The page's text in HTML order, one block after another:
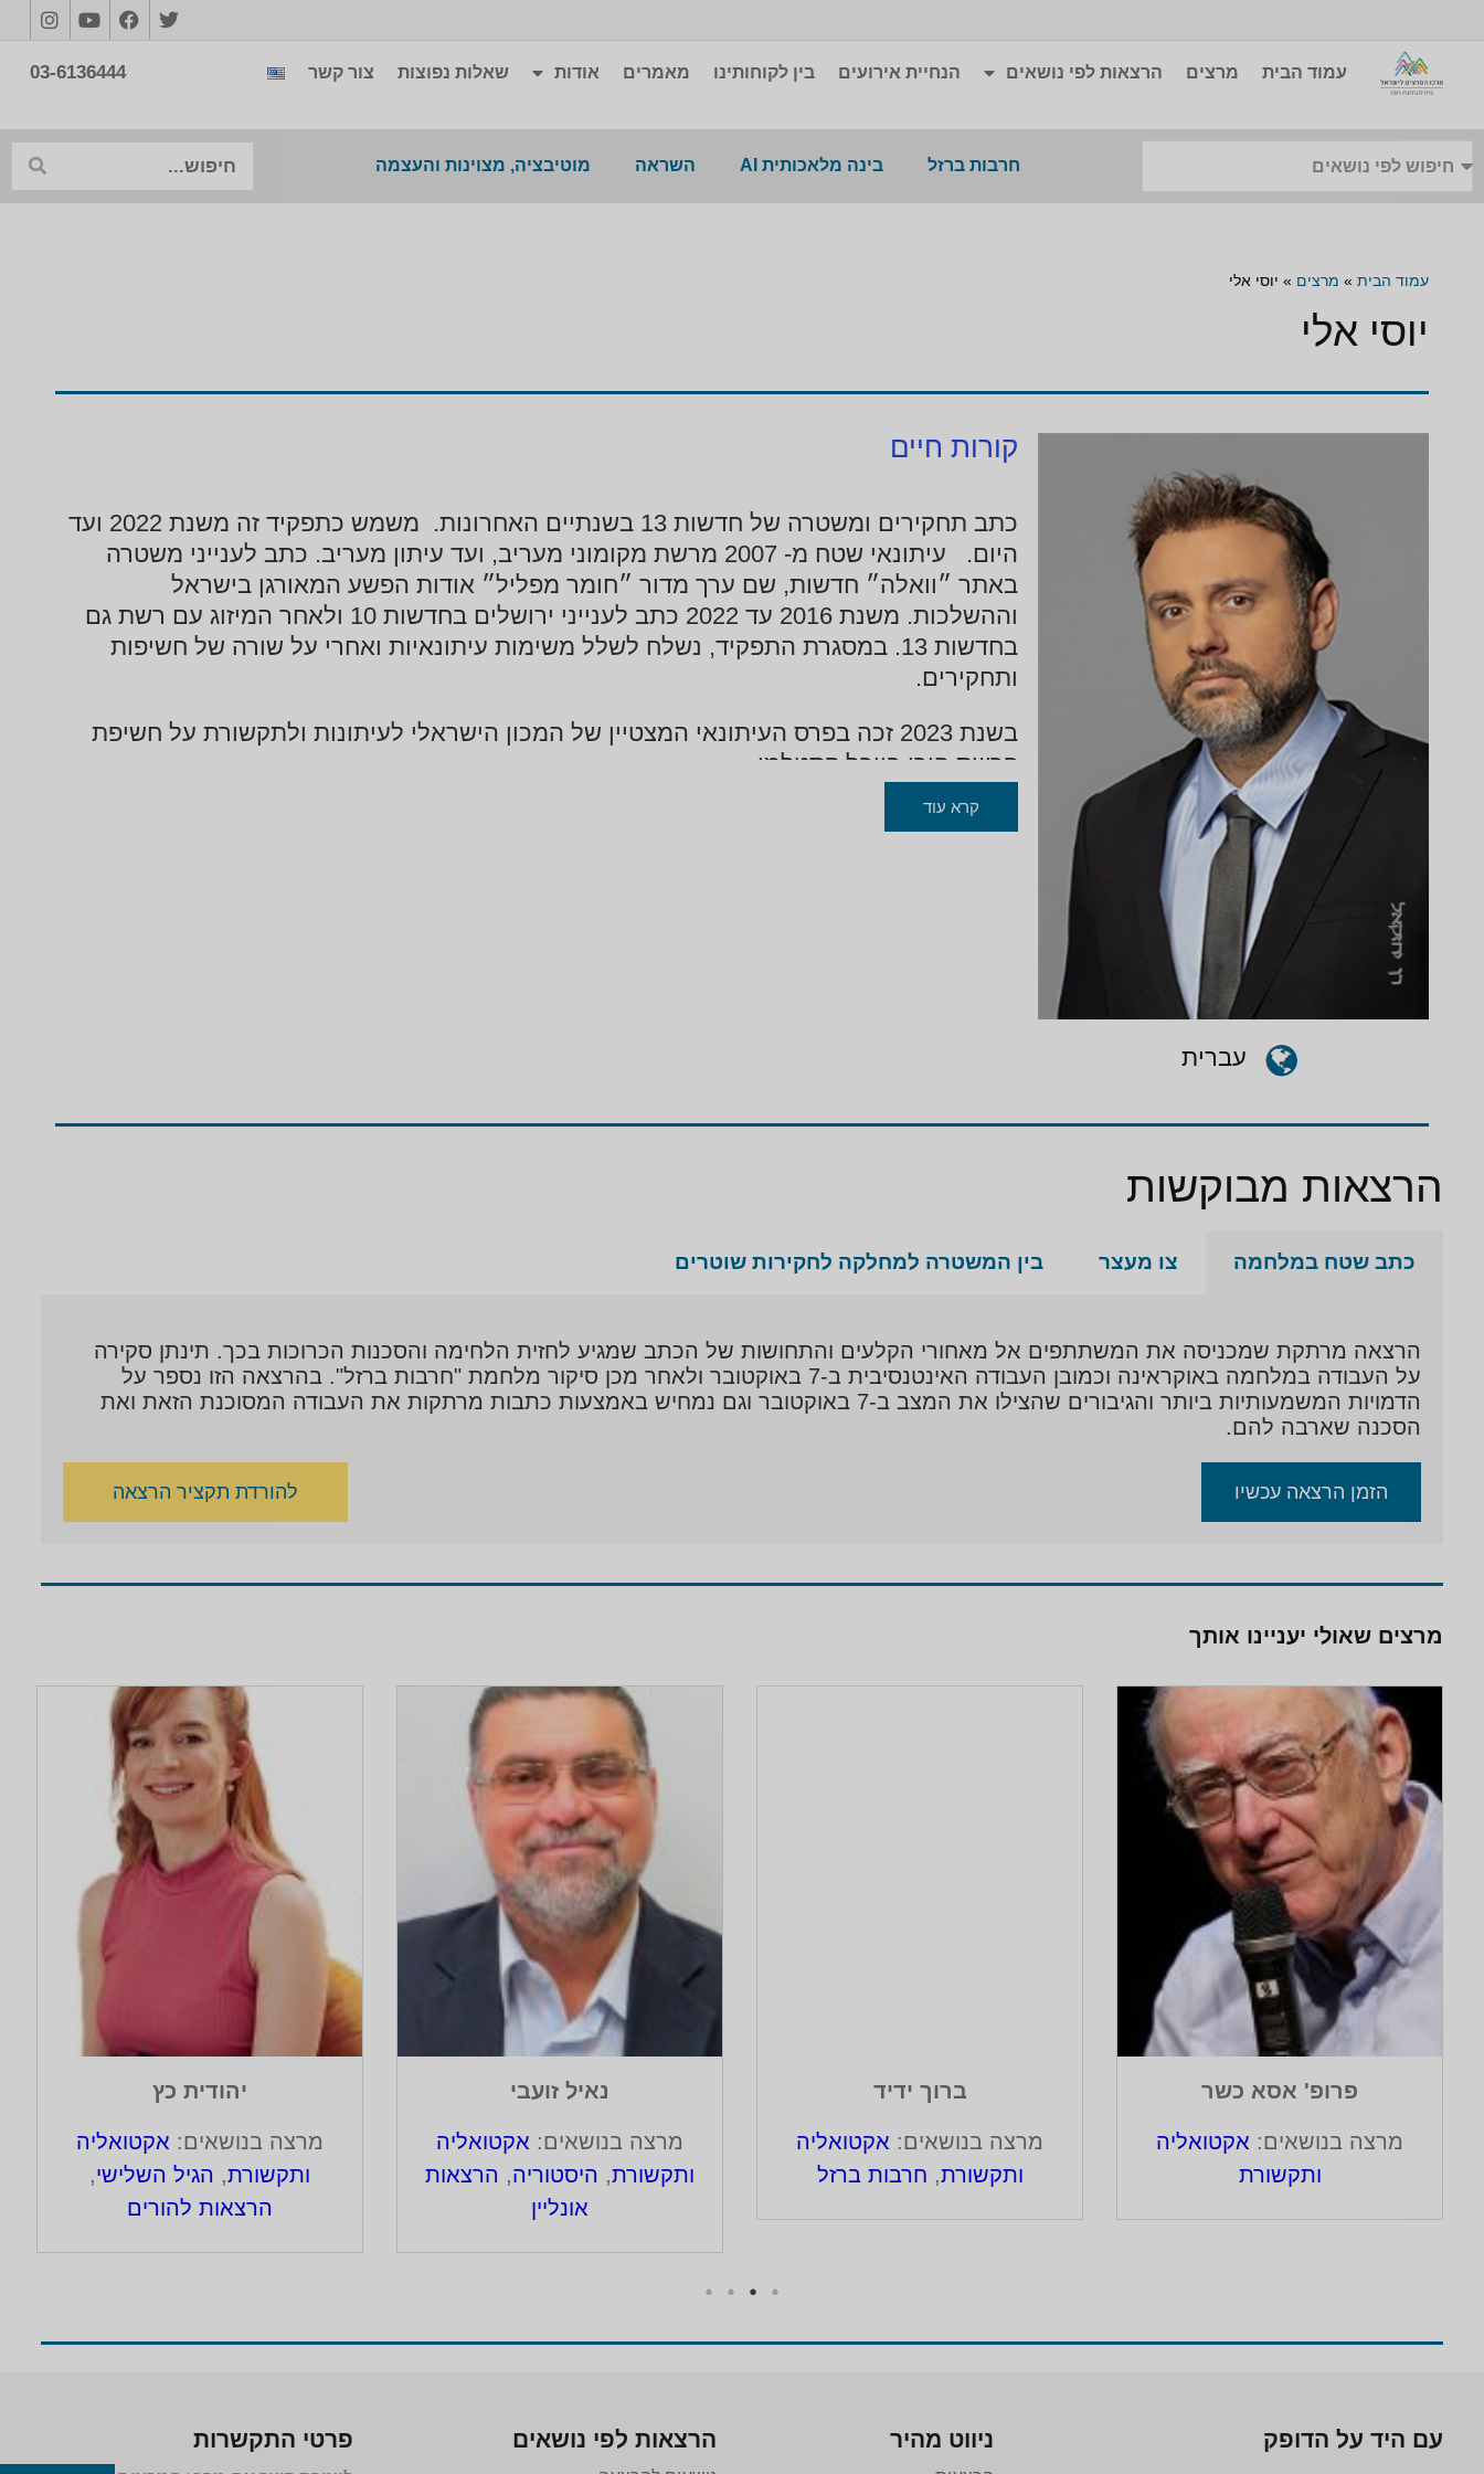
עמוד הבית מרצים הרצאות לפי נושאים הנחיית אירועים בין לקוחותינו מאמרים אודות שאלות נפוצות צור קשר 03-6136444
חרבות ברזל בינה מלאכותית AI השראה מוטיבציה, מצוינות והעצמה
עמוד הבית » מרצים » יוסי אלי
יוסי אלי
עברית
קורות חיים
כתב תחקירים ומשטרה של חדשות 13 בשנתיים האחרונות. משמש כתפקיד זה משנת 2022 ועד
היום. עיתונאי שטח מ- 2007 מרשת מקומוני מעריב, ועד עיתון מעריב. כתב לענייני משטרה
באתר ״וואלה״ חדשות, שם ערך מדור ״חומר מפליל״ אודות הפשע המאורגן בישראל
וההשלכות. משנת 2016 עד 2022 כתב לענייני ירושלים בחדשות 10 ולאחר המיזוג עם רשת גם
בחדשות 13. במסגרת התפקיד, נשלח לשלל משימות עיתונאיות ואחרי על שורה של חשיפות
ותחקירים.
בשנת 2023 זכה בפרס העיתונאי המצטיין של המכון הישראלי לעיתונות ולתקשורת על חשיפת
פרשת הירי ביובל קסטלמן.
קרא עוד
הרצאות מבוקשות
כתב שטח במלחמה צו מעצר בין המשטרה למחלקה לחקירות שוטרים
הרצאה מרתקת שמכניסה את המשתתפים אל מאחורי הקלעים והתחושות של הכתב שמגיע לחזית הלחימה והסכנות הכרוכות בכך. תינתן סקירה
על העבודה במלחמה באוקראינה וכמובן העבודה האינטנסיבית ב-7 באוקטובר ולאחר מכן סיקור מלחמת "חרבות ברזל". בהרצאה הזו נספר על
הדמויות המשמעותיות ביותר והגיבורים שהצילו את המצב ב-7 באוקטובר וגם נמחיש באמצעות כתבות מרתקות את העבודה המסוכנת הזאת ואת
הסכנה שארבה להם.
הזמן הרצאה עכשיו להורדת תקציר הרצאה
מרצים שאולי יעניינו אותך
יהודית כץ
מרצה בנושאים: אקטואליה
ותקשורת, הגיל השלישי,
הרצאות להורים
נאיל זועבי
מרצה בנושאים: אקטואליה
ותקשורת, היסטוריה, הרצאות
אונליין
ברוך ידיד
מרצה בנושאים: אקטואליה
ותקשורת, חרבות ברזל
פרופ' אסא כשר
מרצה בנושאים: אקטואליה
ותקשורת
עם היד על הדופק ניווט מהיר הרצאות לפי נושאים פרטי התקשרות